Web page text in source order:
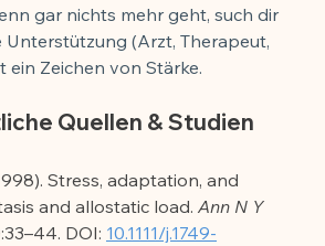
gar nichts mehr geht, such dir
Unterstützung (Arzt, Therapeut,
ein Zeichen von Stärke.
Quellen & Studien
Stress, adaptation, and
and allostatic load. Ann N Y
DOI: 10.1111/j.1749-